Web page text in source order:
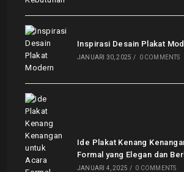
Inspirasi Desain Plakat
JANUARI 30, 2025 / 0 COMMENTS
Ide Plakat Kenang
Formal yang Elegan dan
JANUARI 4, 2025 / 0 COMMENTS